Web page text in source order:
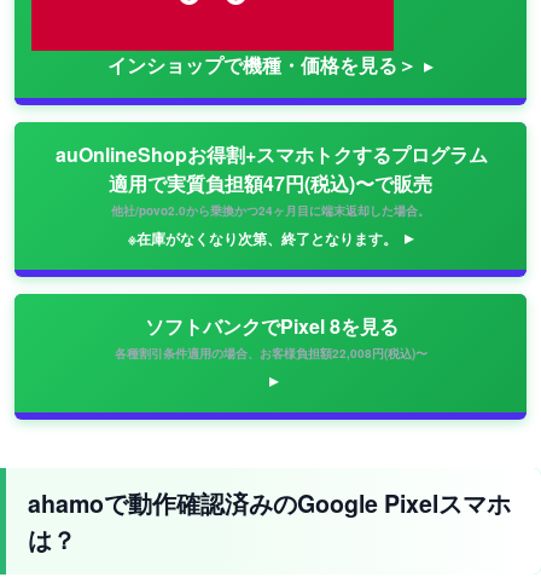
インショップで機種・価格を見る＞
auOnlineShopお得割+スマホトクするプログラム
適用で実質負担額47円(税込)〜で販売
他社/povo2.0から乗換かつ24ヶ月目に端末返却した場合。
※在庫がなくなり次第、終了となります。
ソフトバンクでPixel 8を見る
各種割引条件適用の場合、お客様負担額22,008円(税込)〜
ahamoで動作確認済みのGoogle Pixelスマホ
は？